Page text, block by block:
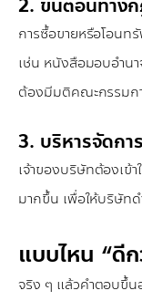
2. ขั้นตอนทาง
การซื้อขายหรือโอน
เช่น หนังสือมอบอำน
ต้องมีมติคณะกรรมก
3. บริหารจัดก
เจ้าของบริษัทต้องเข้
มากขึ้น เพื่อให้บริษัท
แบบไหน “ดีก
จริง ๆ แล้วคำตอบขึ้น